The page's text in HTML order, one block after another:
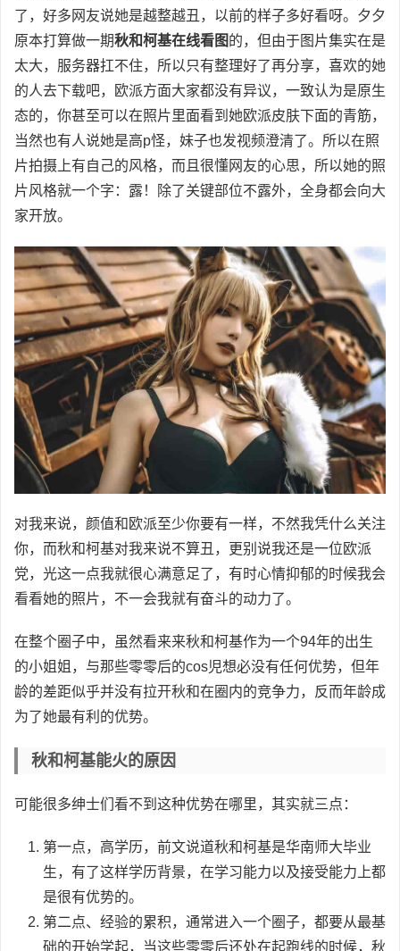
了，好多网友说她是越整越丑，以前的样子多好看呀。夕夕
原本打算做一期秋和柯基在线看图的，但由于图片集实在是
太大，服务器扛不住，所以只有整理好了再分享，喜欢的她
的人去下载吧，欧派方面大家都没有异议，一致认为是原生
态的，你甚至可以在照片里面看到她欧派皮肤下面的青筋，
当然也有人说她是高p怪，妹子也发视频澄清了。所以在照
片拍摄上有自己的风格，而且很懂网友的心思，所以她的照
片风格就一个字：露！除了关键部位不露外，全身都会向大
家开放。
对我来说，颜值和欧派至少你要有一样，不然我凭什么关注
你，而秋和柯基对我来说不算丑，更别说我还是一位欧派
党，光这一点我就很心满意足了，有时心情抑郁的时候我会
看看她的照片，不一会我就有奋斗的动力了。
在整个圈子中，虽然看来来秋和柯基作为一个94年的出生
的小姐姐，与那些零零后的cos児想必没有任何优势，但年
龄的差距似乎并没有拉开秋和在圈内的竞争力，反而年龄成
为了她最有利的优势。
秋和柯基能火的原因
可能很多绅士们看不到这种优势在哪里，其实就三点：
第一点，高学历，前文说道秋和柯基是华南师大毕业
生，有了这样学历背景，在学习能力以及接受能力上都
是很有优势的。
第二点、经验的累积，通常进入一个圈子，都要从最基
础的开始学起，当这些零零后还处在起跑线的时候，秋